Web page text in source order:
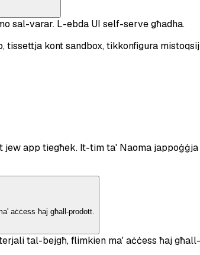
sal-varar. L-ebda UI self-serve għadha.
kont sandbox, tikkonfigura
app tiegħek. It-tim ta' Naoma
aċċess ħaj għall-prodott.
tal-bejgħ, flimkien ma' aċċess ħaj